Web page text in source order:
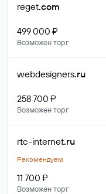
reget.com
499 000 ₽
Возможен торг
webdesigners.ru
258 700 ₽
Возможен торг
rtc-internet.ru
Рекомендуем
11 700 ₽
Возможен торг